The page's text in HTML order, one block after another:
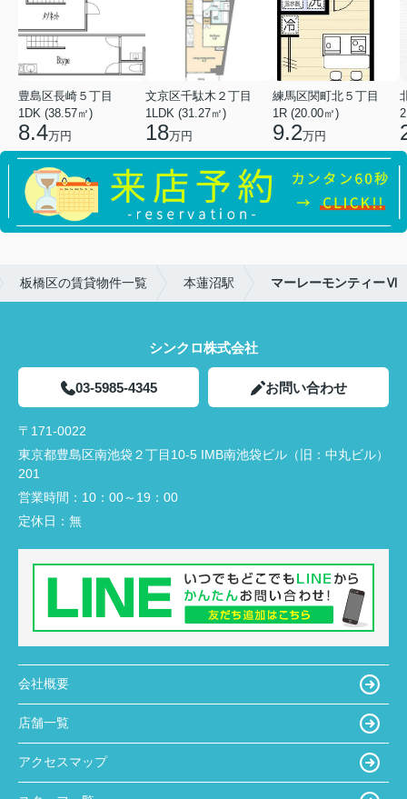
豊島区長崎５丁目
1DK (38.57㎡)
8.4万円
文京区千駄木２丁目
1LDK (31.27㎡)
18万円
練馬区関町北５丁目
1R (20.00㎡)
9.2万円
板橋区の賃貸物件一覧 本蓮沼駅 マーレーモンティーⅥ
シンクロ株式会社
03-5985-4345 お問い合わせ
〒171-0022
東京都豊島区南池袋２丁目10-5 IMB南池袋ビル（旧：中丸ビル）
201
営業時間： 10：00～19：00
定休日： 無
会社概要
店舗一覧
アクセスマップ